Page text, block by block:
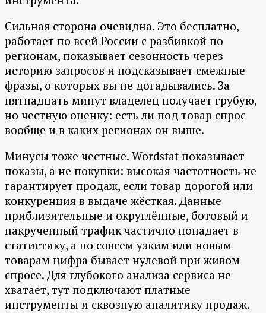
Сильная сторона очевидна. Это бесплатно,
работает по всей России с разбивкой по
регионам, показывает сезонность через
историю запросов и подсказывает смежные
фразы, о которых вы не догадывались. За
пятнадцать минут владелец получает грубую,
но честную оценку: есть ли под товар спрос
вообще и в каких регионах он выше.
Минусы тоже честные. Wordstat показывает
показы, а не покупки: высокая частотность не
гарантирует продаж, если товар дорогой или
конкуренция в выдаче жёсткая. Данные
приблизительные и округлённые, ботовый и
накрученный трафик частично попадает в
статистику, а по совсем узким или новым
товарам цифра бывает нулевой при живом
спросе. Для глубокого анализа сервиса не
хватает, тут подключают платные
инструменты и сквозную аналитику продаж.